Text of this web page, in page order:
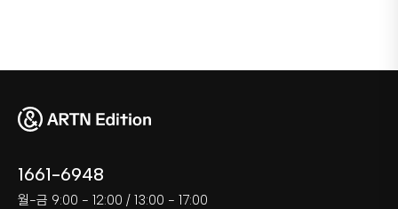
1661-6948
월-금 9:00 - 12:00 / 13:00 - 17:00